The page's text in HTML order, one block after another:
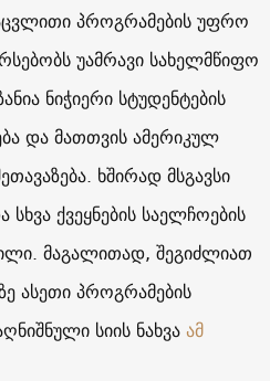
პროგრამების უფრო
უამრავი სახელმწიფო
ნიჭიერი სტუდენტების
და მათთვის ამერიკულ
ხშირად მსგავსი
ქვეყნების საელჩოების
მაგალითად, შეგიძლიათ
ასეთი პროგრამების
სიის ნახვაამ